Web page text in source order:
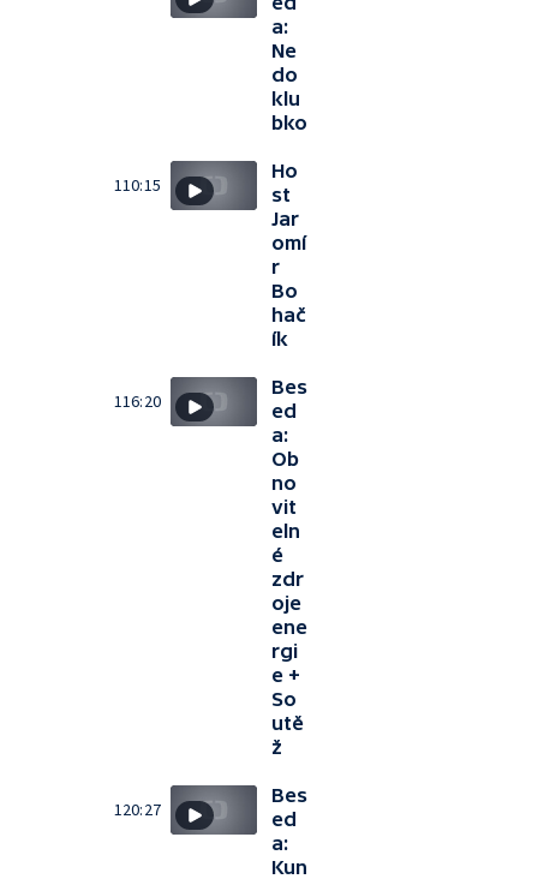
a:
Ne
do
klu
bko
110:15
Ho
st
Jar
omí
r
Bo
hač
ík
116:20
Bes
ed
a:
Ob
no
vit
eln
é
zdr
oje
ene
rgi
e +
So
utě
ž
120:27
Bes
ed
a:
Kun